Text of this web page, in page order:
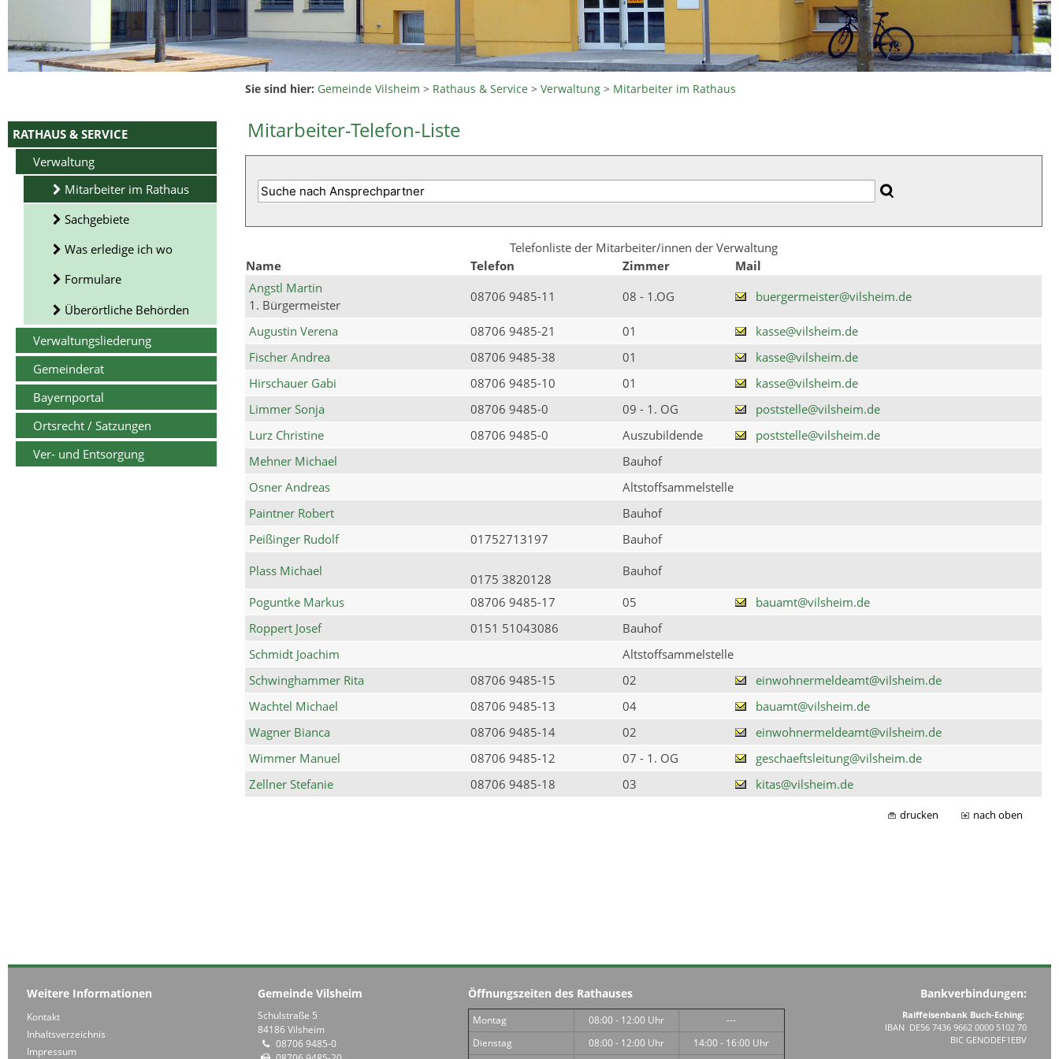
RATHAUS & SERVICE
Verwaltung
Mitarbeiter im Rathaus
Sachgebiete
Was erledige ich wo
Formulare
Überörtliche Behörden
Verwaltungsliederung
Gemeinderat
Bayernportal
Ortsrecht / Satzungen
Ver- und Entsorgung
Sie sind hier: Gemeinde Vilsheim > Rathaus & Service >Verwaltung > Mitarbeiter im Rathaus
Mitarbeiter-Telefon-Liste
Telefonliste der Mitarbeiter/innen der Verwaltung
Name
Telefon Zimmer
Mail
Angstl Martin
1. Bürgermeister
08706 9485-11 08 - 1.OG buergermeister@vilsheim.de
Augustin Verena 08706 9485-21 01
kasse@vilsheim.de
Fischer Andrea
08706 9485-38 01
kasse@vilsheim.de
Hirschauer Gabi
08706 9485-10 01
kasse@vilsheim.de
Limmer Sonja
08706 9485-0 09 - 1. OG
poststelle@vilsheim.de
Lurz Christine
08706 9485-0 Auszubildende
poststelle@vilsheim.de
Mehner Michael
Bauhof
Osner Andreas
Altstoffsammelstelle
Paintner Robert
Bauhof
Peißinger Rudolf
01752713197
Bauhof
Plass Michael
0175 3820128
Bauhof
Poguntke Markus
08706 9485-17 05
bauamt@vilsheim.de
Roppert Josef
0151 51043086
Bauhof
Schmidt Joachim
Altstoffsammelstelle
Schwinghammer Rita
08706 9485-15 02
einwohnermeldeamt@vilsheim.de
Wachtel Michael
08706 9485-13 04
bauamt@vilsheim.de
Wagner Bianca
08706 9485-14 02
einwohnermeldeamt@vilsheim.de
Wimmer Manuel
08706 9485-12 07 - 1. OG
geschaeftsleitung@vilsheim.de
Zellner Stefanie
08706 9485-18 03 kitas@vilsheim.de
drucken nach oben
Weitere Informationen
Kontakt
Inhaltsverzeichnis
Impressum
Gemeinde Vilsheim
Schulstraße 5
84186 Vilsheim
08706 9485-0
Öffnungszeiten des Rathauses
Montag 08:00 - 12:00 Uhr
---
Dienstag
08:00 - 12:00 Uhr
14:00 - 16:00 Uhr
Bankverbindungen:
Raiffeisenbank Buch-Eching:
IBAN DE56 7436 9662 0000 5102 70
BIC GENODEF1EBV